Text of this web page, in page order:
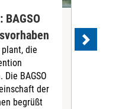
die
BAGSO
der
begrüßt